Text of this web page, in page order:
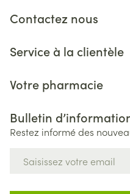
Contactez nous
Service à la clientèle
Votre pharmacie
Bulletin
Restez informé des